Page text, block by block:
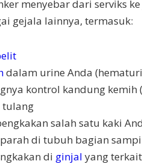
menyebar dari serviks
gejala lainnya, termasuk:
dalam urine Anda
kontrol kandung kemih
tulang
salah satu kaki
parah di tubuh bagian
di ginjal yang